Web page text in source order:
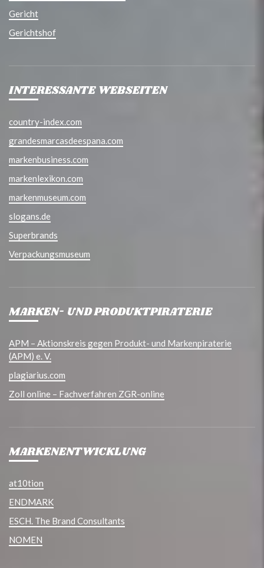
Gericht
Gerichtshof
INTERESSANTE WEBSEITEN
country-index.com
grandesmarcasdeespana.com
markenbusiness.com
markenlexikon.com
markenmuseum.com
slogans.de
Superbrands
Verpackungsmuseum
MARKEN- UND PRODUKTPIRATERIE
APM – Aktionskreis gegen Produkt- und Markenpiraterie
(APM) e. V.
plagiarius.com
Zoll online – Fachverfahren ZGR-online
MARKENENTWICKLUNG
at10tion
ENDMARK
ESCH. The Brand Consultants
NOMEN